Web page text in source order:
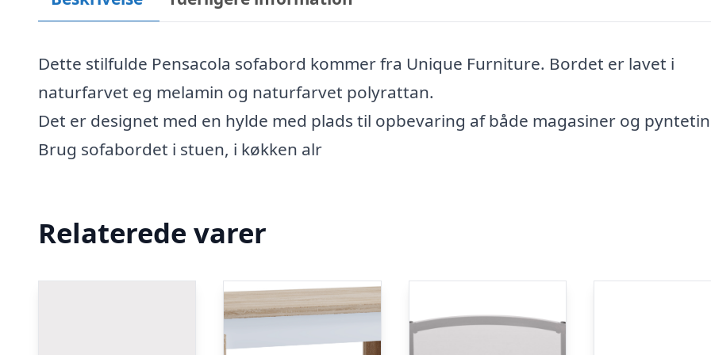
Dette stilfulde Pensacola sofabord kommer fra Unique Furniture. Bordet er lavet i
naturfarvet eg melamin og naturfarvet polyrattan.
Det er designet med en hylde med plads til opbevaring af både magasiner og
Brug sofabordet i stuen, i køkken alr
Relaterede varer